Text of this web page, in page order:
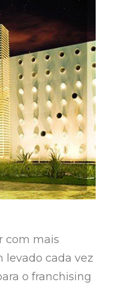
com mais
levado cada vez
o franchising